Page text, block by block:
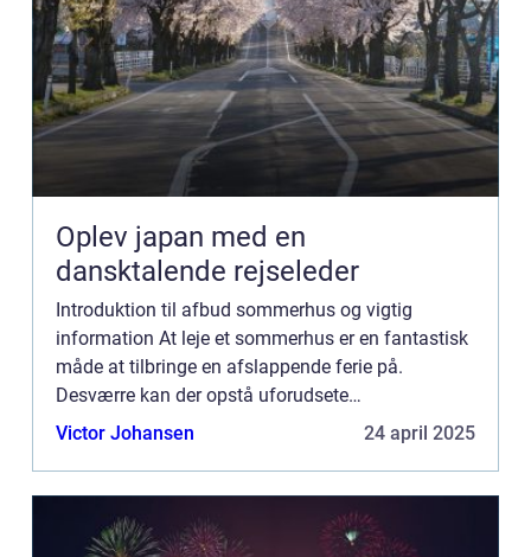
Oplev japan med en
dansktalende rejseleder
Introduktion til afbud sommerhus og vigtig
information At leje et sommerhus er en fantastisk
måde at tilbringe en afslappende ferie på.
Desværre kan der opstå uforudsete
omstændigheder, der gør det nødvendigt at aflyse
Victor Johansen 24 april 2025